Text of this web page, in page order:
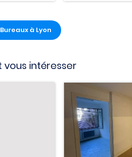
à Lyon
intéresser